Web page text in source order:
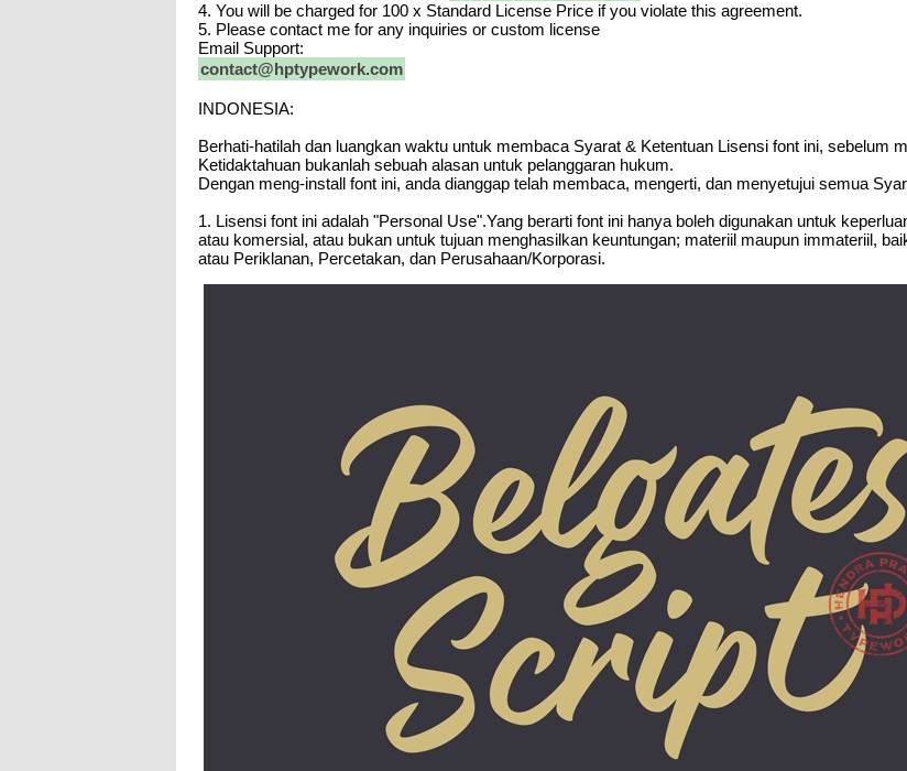
4. You will be charged for 100 x Standard License Price if you violate this agreement.
5. Please contact me for any inquiries or custom license
Email Support:
contact@hptypework.com
INDONESIA:
Berhati-hatilah dan luangkan waktu untuk membaca Syarat & Ketentuan Lisensi font ini, sebelum
Ketidaktahuan bukanlah sebuah alasan untuk pelanggaran hukum.
Dengan meng-install font ini, anda dianggap telah membaca, mengerti, dan menyetujui semua
1. Lisensi font ini adalah "Personal Use".Yang berarti font ini hanya boleh digunakan untuk
atau komersial, atau bukan untuk tujuan menghasilkan keuntungan; materiil maupun immateriil,
atau Periklanan, Percetakan, dan Perusahaan/Korporasi.